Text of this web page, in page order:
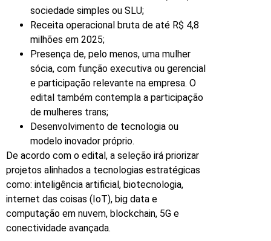
sociedade simples ou SLU;
Receita operacional bruta de até R$ 4,8
milhões em 2025;
Presença de, pelo menos, uma mulher
sócia, com função executiva ou gerencial
e participação relevante na empresa. O
edital também contempla a participação
de mulheres trans;
Desenvolvimento de tecnologia ou
modelo inovador próprio.
De acordo com o edital, a seleção irá priorizar
projetos alinhados a tecnologias estratégicas
como: inteligência artificial, biotecnologia,
internet das coisas (IoT), big data e
computação em nuvem, blockchain, 5G e
conectividade avançada.